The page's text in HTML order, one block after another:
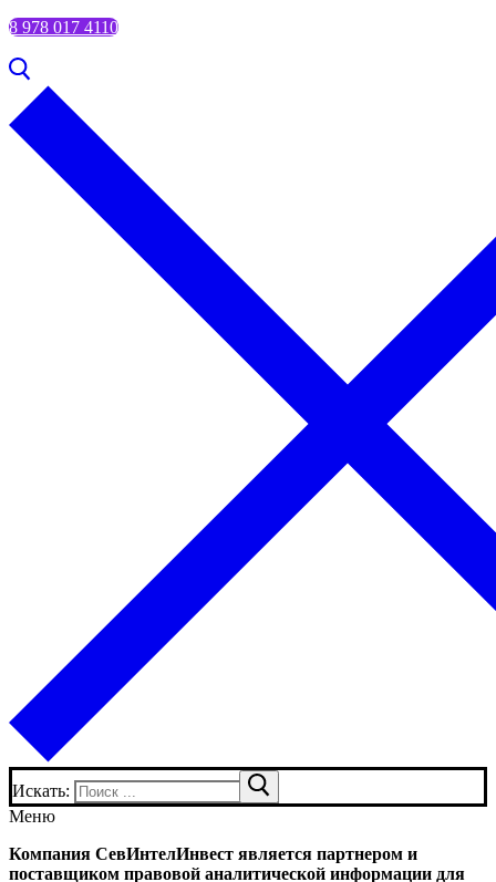
8 978 017 4110
Искать:
Меню
Компания СевИнтелИнвест является партнером и
поставщиком правовой аналитической информации для